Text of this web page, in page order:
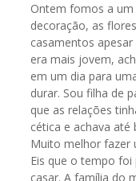
Ontem fomos a
decoração, as
casamentos
era mais jovem,
em um dia para
durar. Sou filha de
que as relações
cética e achava
Muito melhor fazer
Eis que o tempo foi
casar. A família do